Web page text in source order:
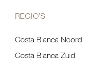
REGIO’S
Costa Blanca Noord
Costa Blanca Zuid